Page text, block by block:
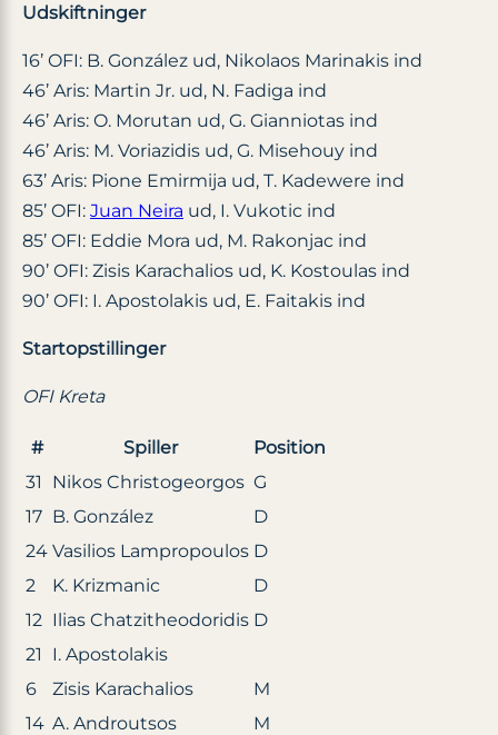
Udskiftninger
16’ OFI: B. González ud, Nikolaos Marinakis ind
46’ Aris: Martin Jr. ud, N. Fadiga ind
46’ Aris: O. Morutan ud, G. Gianniotas ind
46’ Aris: M. Voriazidis ud, G. Misehouy ind
63’ Aris: Pione Emirmija ud, T. Kadewere ind
85’ OFI: Juan Neira ud, I. Vukotic ind
85’ OFI: Eddie Mora ud, M. Rakonjac ind
90’ OFI: Zisis Karachalios ud, K. Kostoulas ind
90’ OFI: I. Apostolakis ud, E. Faitakis ind
Startopstillinger
OFI Kreta
# Spiller
Position
31
Nikos Christogeorgos G
17 B. González
D
24 Vasilios Lampropoulos D
2
K. Krizmanic
D
12 Ilias Chatzitheodoridis D
21
I. Apostolakis
6
Zisis Karachalios
M
14 A. Androutsos M